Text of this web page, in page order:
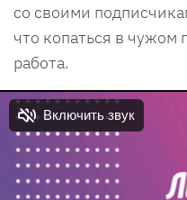
со своими
что копаться в чужом
работа.